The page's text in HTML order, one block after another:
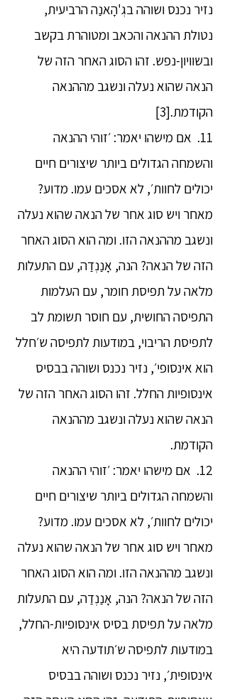
נזיר נכנס ושוהה בגְ'הָאנַה הרביעית,
נטולת ההנאה והכאב ומטוהרת בקשב
ובשוויון-נפש. זהו הסוג האחר הזה של
הנאה שהוא נעלה ונשגב מההנאה
הקודמת.[3]
11. אם מישהו יאמר: ׳זוהי ההנאה
והשמחה הגדולים ביותר שיצורים חיים
יכולים לחוות׳, לא אסכים עמו. מדוע?
מאחר ויש סוג אחר של הנאה שהוא נעלה
ונשגב מההנאה הזו. ומה הוא הסוג האחר
הזה של הנאה? הנה, אָנַנְדַה, עם התעלות
מלאה על תפיסת חומר, עם העלמות
התפיסה החושית, עם חוסר תשומת לב
לתפיסת הריבוי, במודעות לתפיסה ש׳חלל
הוא אינסופי׳, נזיר נכנס ושוהה בבסיס
אינסופיות החלל. זהו הסוג האחר הזה של
הנאה שהוא נעלה ונשגב מההנאה
הקודמת.
12. אם מישהו יאמר: ׳זוהי ההנאה
והשמחה הגדולים ביותר שיצורים חיים
יכולים לחוות׳, לא אסכים עמו. מדוע?
מאחר ויש סוג אחר של הנאה שהוא נעלה
ונשגב מההנאה הזו. ומה הוא הסוג האחר
הזה של הנאה? הנה, אָנַנְדַה, עם התעלות
מלאה על תפיסת בסיס אינסופיות-החלל,
במודעות לתפיסה ש׳תודעה היא
אינסופית׳, נזיר נכנס ושוהה בבסיס